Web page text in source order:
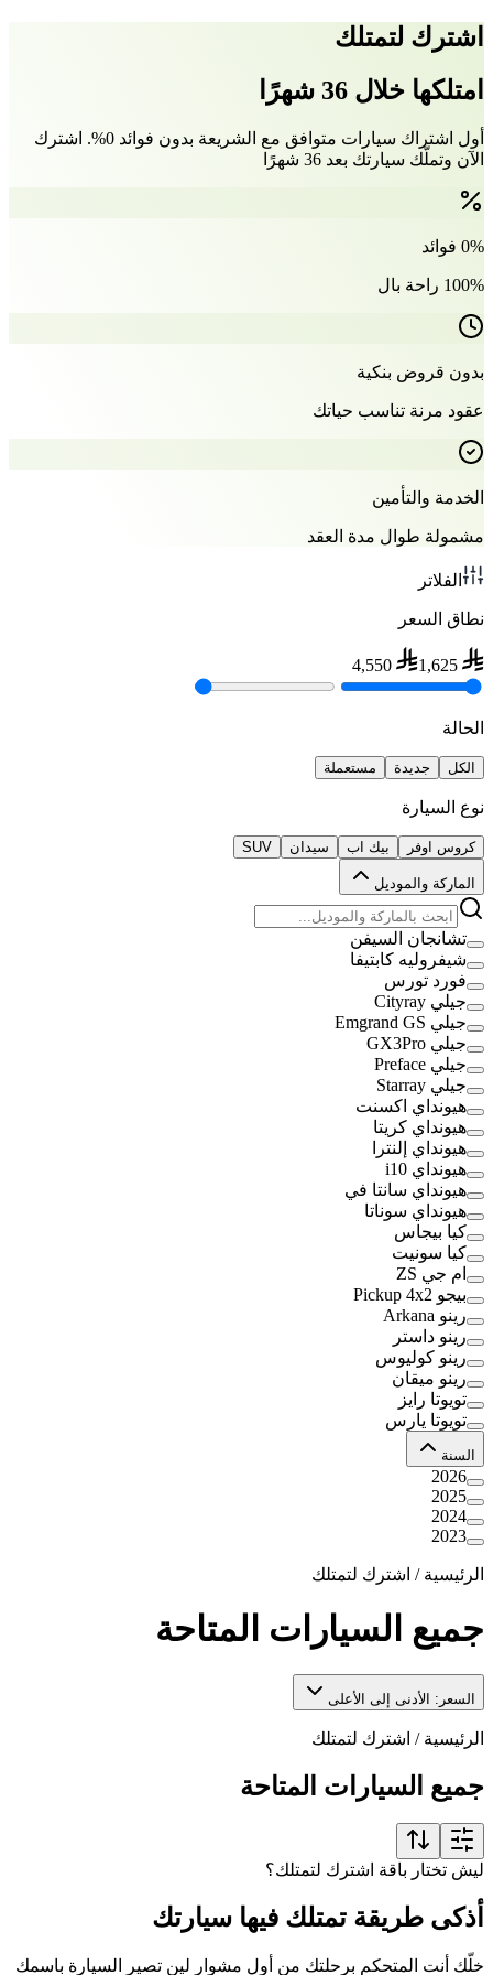
اشترك لتمتلك
امتلكها خلال 36 شهرًا
أول اشتراك سيارات متوافق مع الشريعة بدون فوائد 0%. اشترك
الآن وتملّك سيارتك بعد 36 شهرًا
0% فوائد
100% راحة بال
بدون قروض بنكية
عقود مرنة تناسب حياتك
الخدمة والتأمين
مشمولة طوال مدة العقد
الفلاتر
نطاق السعر
1,625
4,550
الحالة
الكل جديدة مستعملة
نوع السيارة
كروس اوفر بيك اب سيدان SUV
الماركة والموديل
تشانجان السيفن
شيفروليه كابتيفا
فورد تورس
جيلي Cityray
جيلي Emgrand GS
جيلي GX3Pro
جيلي Preface
جيلي Starray
هيونداي اكسنت
هيونداي كريتا
هيونداي إلنترا
هيونداي i10
هيونداي سانتا في
هيونداي سوناتا
كيا بيجاس
كيا سونيت
ام جي ZS
بيجو Pickup 4x2
رينو Arkana
رينو داستر
رينو كوليوس
رينو ميقان
تويوتا رايز
تويوتا يارس
السنة
2026
2025
2024
2023
الرئيسية / اشترك لتمتلك
جميع السيارات المتاحة
السعر: الأدنى إلى الأعلى
الرئيسية / اشترك لتمتلك
جميع السيارات المتاحة
ليش تختار باقة اشترك لتمتلك؟
أذكى طريقة تمتلك فيها سيارتك
خلّك أنت المتحكم برحلتك من أول مشوار لين تصير السيارة باسمك